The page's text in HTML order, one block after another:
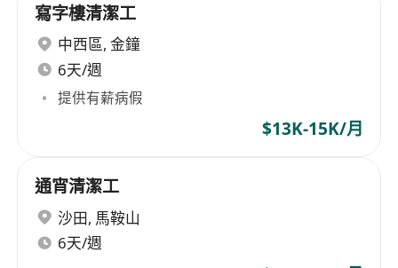
寫字樓清潔工
中西區, 金鐘
6天/週
提供有薪病假
$13K-15K/月
通宵清潔工
沙田, 馬鞍山
6天/週